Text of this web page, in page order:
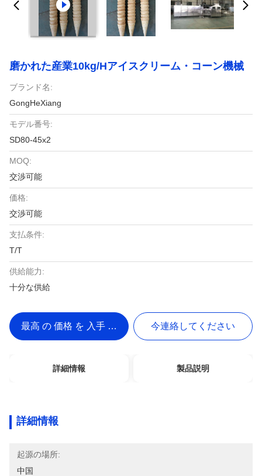
磨かれた産業10kg/Hアイスクリーム・コーン機械
ブランド名:
GongHeXiang
モデル番号:
SD80-45x2
MOQ:
交渉可能
価格:
交渉可能
支払条件:
T/T
供給能力:
十分な供給
最高 の 価格 を 入手 する 今連絡してください
詳細情報 製品説明
詳細情報
起源の場所:
中国